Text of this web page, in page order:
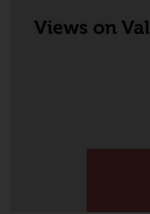
Wert
daraus
sowohl
Mit